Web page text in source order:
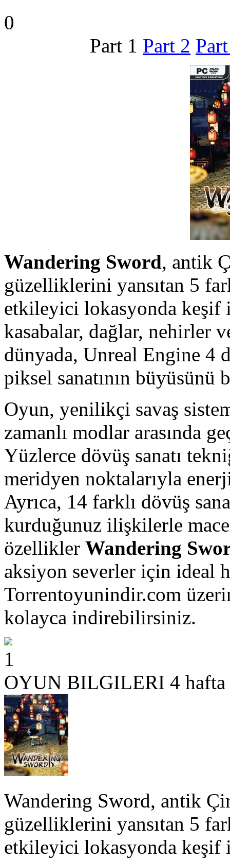
0
Part 1 Part 2
Wandering Sword, antik
güzelliklerini yansıtan 5
etkileyici lokasyonda keşif
kasabalar, dağlar, nehirler
dünyada, Unreal Engine 4
piksel sanatının
Oyun, yenilikçi savaş
zamanlı modlar arasında
Yüzlerce dövüş sanatı
meridyen noktalarıyla
Ayrıca, 14 farklı dövüş
kurduğunuz ilişkilerle
özellikler Wandering
aksiyon severler için ideal
Torrentoyunindir.com
kolayca indirebilirsiniz.
1
OYUN BILGILERI 4
Wandering Sword, antik
güzelliklerini yansıtan 5
etkileyici lokasyonda keşif